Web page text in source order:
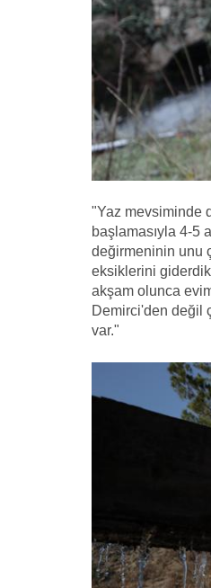
"Yaz mevsiminde
başlamasıyla 4-5
değirmeninin unu
eksiklerini
akşam olunca
Demirci'den değil
var."